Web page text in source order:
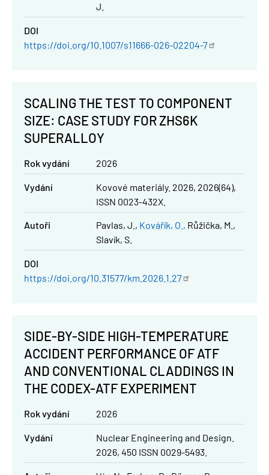
J.
DOI
https://doi.org/10.1007/s11666-026-02204-7
SCALING THE TEST TO COMPONENT
SIZE: CASE STUDY FOR ZHS6K
SUPERALLOY
Rok vydání 2026
Vydání
Kovové materiály. 2026, 2026(64),
ISSN 0023-432X.
Autoři Pavlas, J. Kovářík, O.
Růžička, M.
Slavík, S.
DOI
https://doi.org/10.31577/km.2026.1.27
SIDE-BY-SIDE HIGH-TEMPERATURE
ACCIDENT PERFORMANCE OF ATF
AND CONVENTIONAL CLADDINGS IN
THE CODEX-ATF EXPERIMENT
Rok vydání 2026
Vydání
Nuclear Engineering and Design.
2026, 450 ISSN 0029-5493.